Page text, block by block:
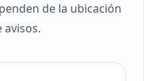
de la ubicación
avisos.